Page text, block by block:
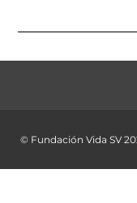
© Fundación Vida SV